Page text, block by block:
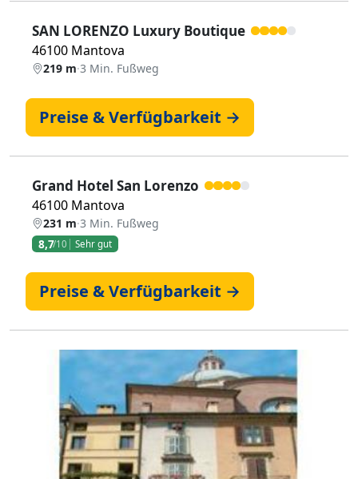
SAN LORENZO Luxury Boutique
46100 Mantova
219 m·3 Min. Fußweg
Preise & Verfügbarkeit →
Grand Hotel San Lorenzo
46100 Mantova
231 m·3 Min. Fußweg
8,7/10 Sehr gut
Preise & Verfügbarkeit →
Zurück